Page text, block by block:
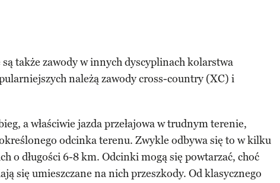
także zawody w innych dyscyplinach kolarstwa
należą zawody cross-country (XC) i
a właściwie jazda przełajowa w trudnym terenie,
odcinka terenu. Zwykle odbywa się to w kilku
o długości 6-8 km. Odcinki mogą się powtarzać, choć
się umieszczane na nich przeszkody. Od klasycznego